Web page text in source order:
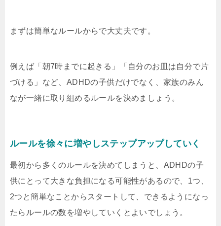
まずは簡単なルールからで大丈夫です。
例えば「朝7時までに起きる」「自分のお皿は自分で片
づける」など、ADHDの子供だけでなく、家族のみん
なが一緒に取り組めるルールを決めましょう。
ルールを徐々に増やしステップアップしていく
最初から多くのルールを決めてしまうと、ADHDの子
供にとって大きな負担になる可能性があるので、1つ、
2つと簡単なことからスタートして、できるようになっ
たらルールの数を増やしていくとよいでしょう。